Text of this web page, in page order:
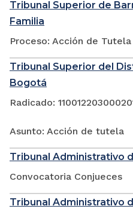
Tribunal Superior de
Familia
Proceso: Acción de Tutela
Tribunal Superior del
Bogotá
Radicado:
Asunto: Acción de tutela
Tribunal Administrativo
Convocatoria Conjueces
Tribunal Administrativo